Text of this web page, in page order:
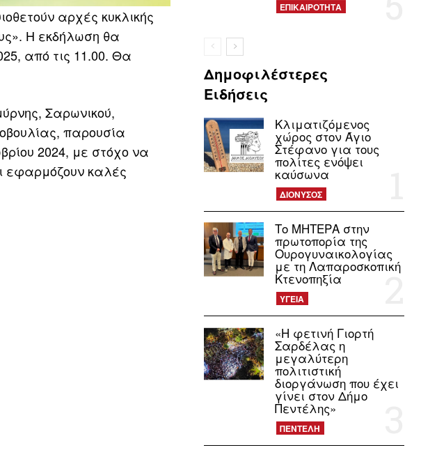
αρχές κυκλικής
Η εκδήλωση θα
από τις 11.00. Θα
Σαρωνικού,
παρουσία
2024, με στόχο να
εφαρμόζουν καλές
ΕΠΙΚΑΙΡΟΤΗΤΑ
Δημοφιλέστερες
Ειδήσεις
Κλιματιζόμενος
χώρος στον Άγιο
Στέφανο για τους
πολίτες ενόψει
καύσωνα
ΔΙΟΝΥΣΟΣ
Το ΜΗΤΕΡΑ στην
πρωτοπορία της
Ουρογυναικολογίας
με τη Λαπαροσκοπική
Κτενοπηξία
ΥΓΕΙΑ
«Η φετινή Γιορτή
Σαρδέλας η
μεγαλύτερη
πολιτιστική
διοργάνωση που έχει
γίνει στον Δήμο
Πεντέλης»
ΠΕΝΤΕΛΗ